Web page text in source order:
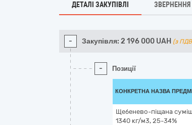
ДЕТАЛІ ЗАКУПІВЛІ
- Закупівля: 2 196 000 UAH (з
- Позиції
КОНКРЕТНА НАЗВА
Щебенево-піщана
1340 кг/м3, 25-34%